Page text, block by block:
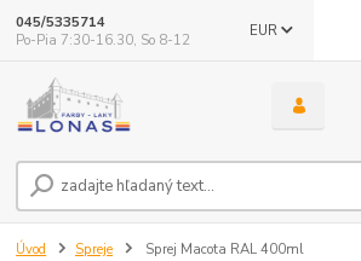
EUR
045/5335714
Po-Pia 7:30-16.30, So 8-12
Úvod Spreje Sprej Macota RAL 400ml